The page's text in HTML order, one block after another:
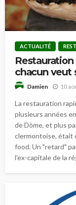
ACTUALITÉ
chacun veut
Damien 10
La restauration
plusieurs années
de Dôme, et plus
clermontoise, était
food. Un "retard"
l'ex-capitale de la